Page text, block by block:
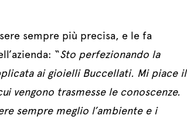
sempre più precisa, e le fa
“Sto perfezionando la
ai gioielli Buccellati. Mi piace il
vengono trasmesse le conoscenze.
sempre meglio l’ambiente e i